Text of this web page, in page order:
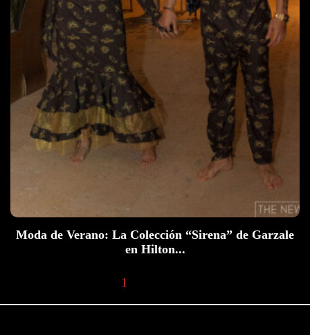
Moda de Verano: La Colección “Sirena” de Garzale
en Hilton...
1